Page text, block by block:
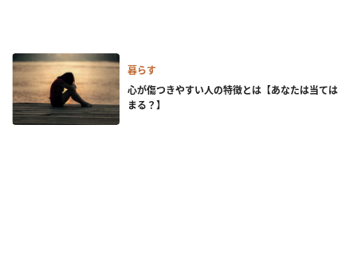
暮らす
心が傷つきやすい人の特徴とは【あなたは当ては
まる？】